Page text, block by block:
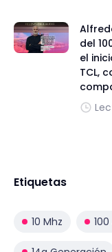
del
el
TCL,
Etiquetas
10 Mhz